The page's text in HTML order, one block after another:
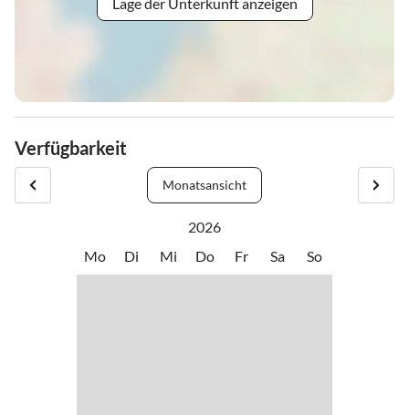
Verfügbarkeit
Monatsansicht
2026
Mo
Di Mi Do Fr Sa So